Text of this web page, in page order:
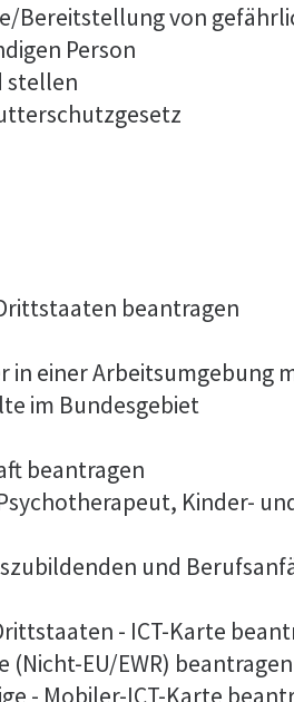
Bereitstellung von
Person
stellen
beantragen
in einer
im Bundesgebiet
beantragen
Kinder-
und
- ICT-Karte
EU/EWR) beantragen
- Mobiler-ICT-Karte